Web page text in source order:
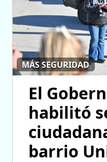
MÁS SEGURIDAD
El
habilitó
barrio